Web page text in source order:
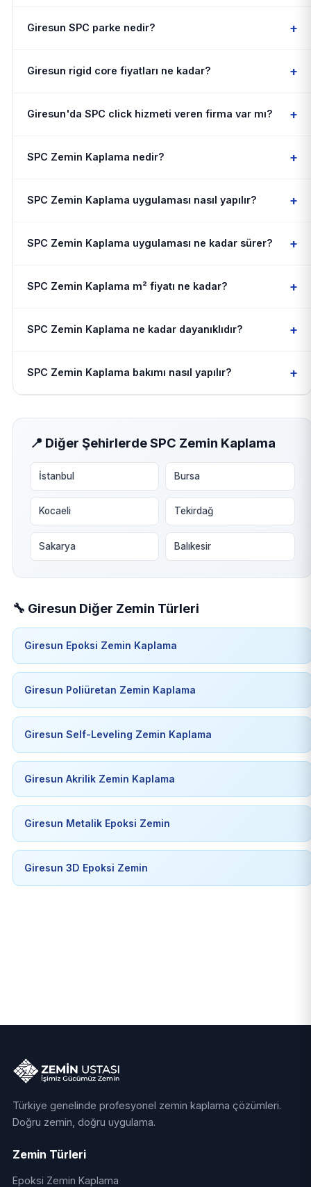
Giresun SPC parke nedir? +
Giresun rigid core fiyatları ne kadar? +
Giresun'da SPC click hizmeti veren firma var mı? +
SPC Zemin Kaplama nedir? +
SPC Zemin Kaplama uygulaması nasıl yapılır? +
SPC Zemin Kaplama uygulaması ne kadar sürer? +
SPC Zemin Kaplama m² fiyatı ne kadar? +
SPC Zemin Kaplama ne kadar dayanıklıdır? +
SPC Zemin Kaplama bakımı nasıl yapılır? +
📍 Diğer Şehirlerde SPC Zemin Kaplama
İstanbul Bursa
Kocaeli Tekirdağ
Sakarya Balıkesir
🔧 Giresun Diğer Zemin Türleri
Giresun Epoksi Zemin Kaplama
Giresun Poliüretan Zemin Kaplama
Giresun Self-Leveling Zemin Kaplama
Giresun Akrilik Zemin Kaplama
Giresun Metalik Epoksi Zemin
Giresun 3D Epoksi Zemin
Türkiye genelinde profesyonel zemin kaplama çözümleri.
Doğru zemin, doğru uygulama.
Zemin Türleri
Epoksi Zemin Kaplama